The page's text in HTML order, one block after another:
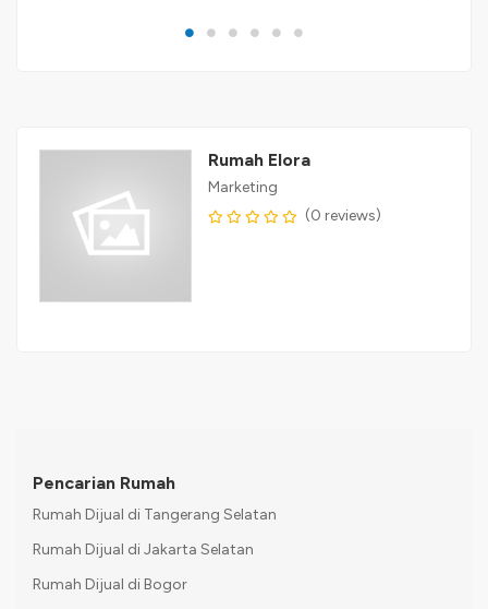
Rumah Elora
Marketing
(0 reviews)
Pencarian Rumah
Rumah Dijual di Tangerang Selatan
Rumah Dijual di Jakarta Selatan
Rumah Dijual di Bogor